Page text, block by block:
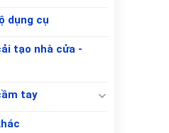
dụng cụ
tạo nhà cửa -
tay